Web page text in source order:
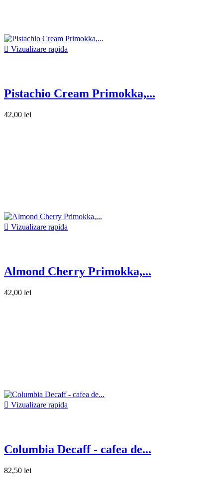
 Vizualizare rapida
Pistachio Cream Primokka,...
42,00 lei
 Vizualizare rapida
Almond Cherry Primokka,...
42,00 lei
 Vizualizare rapida
Columbia Decaff - cafea de...
82,50 lei